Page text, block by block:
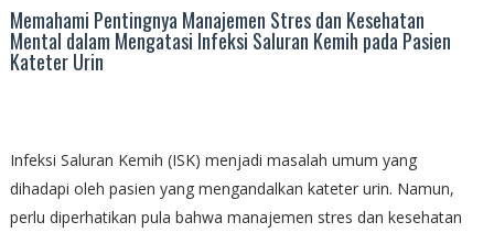
Memahami Pentingnya Manajemen Stres dan Kesehatan
Mental dalam Mengatasi Infeksi Saluran Kemih pada Pasien
Kateter Urin
Infeksi Saluran Kemih (ISK) menjadi masalah umum yang
dihadapi oleh pasien yang mengandalkan kateter urin. Namun,
perlu diperhatikan pula bahwa manajemen stres dan kesehatan